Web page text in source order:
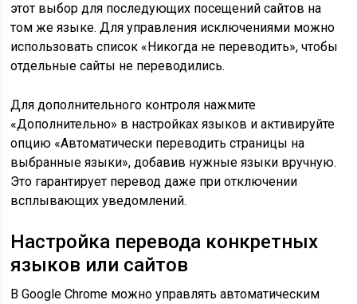
этот выбор для последующих посещений сайтов на
том же языке. Для управления исключениями можно
использовать список «Никогда не переводить», чтобы
отдельные сайты не переводились.
Для дополнительного контроля нажмите
«Дополнительно» в настройках языков и активируйте
опцию «Автоматически переводить страницы на
выбранные языки», добавив нужные языки вручную.
Это гарантирует перевод даже при отключении
всплывающих уведомлений.
Настройка перевода конкретных
языков или сайтов
В Google Chrome можно управлять автоматическим